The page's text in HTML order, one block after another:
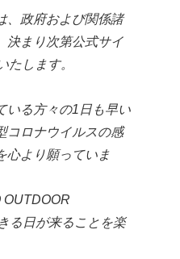
、政府および関係諸
決まり次第公式サイ
たします。
いる方々の1日も早い
コロナウイルスの感
心より願っていま
OUTDOOR
る日が来ることを楽